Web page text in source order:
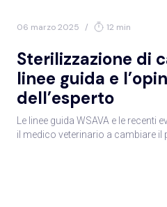
06 marzo 2025 / 12 min
Sterilizzazione di
linee guida e
dell’esperto
Le linee guida WSAVA e le recenti
il medico veterinario a cambiare il
anzi, sono sempre più numerosi